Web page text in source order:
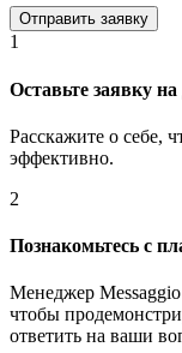
1
Оставьте заявку
Расскажите о себе,
эффективно.
2
Познакомьтесь с
Менеджер
чтобы
ответить на ваши